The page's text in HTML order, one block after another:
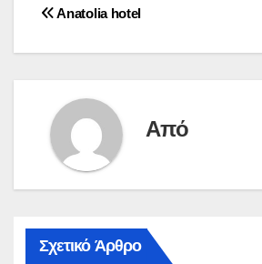
Πλοήγηση
άρθρων
Anatolia hotel
Από
Σχετικό Άρθρο